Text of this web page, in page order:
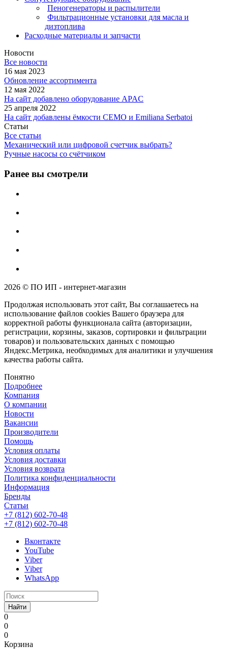
Пеногенераторы и распылители
Фильтрационные установки для масла и
дизтоплива
Расходные материалы и запчасти
Новости
Все новости
16 мая 2023
Обновление ассортимента
12 мая 2022
На сайт добавлено оборудование APAC
25 апреля 2022
На сайт добавлены ёмкости CEMO и Emiliana Serbatoi
Статьи
Все статьи
Механический или цифровой счетчик выбрать?
Ручные насосы со счётчиком
Ранее вы смотрели
2026 © ПО ИП - интернет-магазин
Продолжая использовать этот сайт, Вы соглашаетесь на
использование файлов cookies Вашего браузера для
корректной работы функционала сайта (авторизации,
регистрации, корзины, заказов, сортировки и фильтрации
товаров) и пользовательских данных с помощью
Яндекс.Метрика, необходимых для аналитики и улучшения
качества работы сайта.
Понятно
Подробнее
Компания
О компании
Новости
Вакансии
Производители
Помощь
Условия оплаты
Условия доставки
Условия возврата
Политика конфиденциальности
Информация
Бренды
Статьи
+7 (812) 602-70-48
+7 (812) 602-70-48
Вконтакте
YouTube
Viber
Viber
WhatsApp
Найти
0
0
0
Корзина